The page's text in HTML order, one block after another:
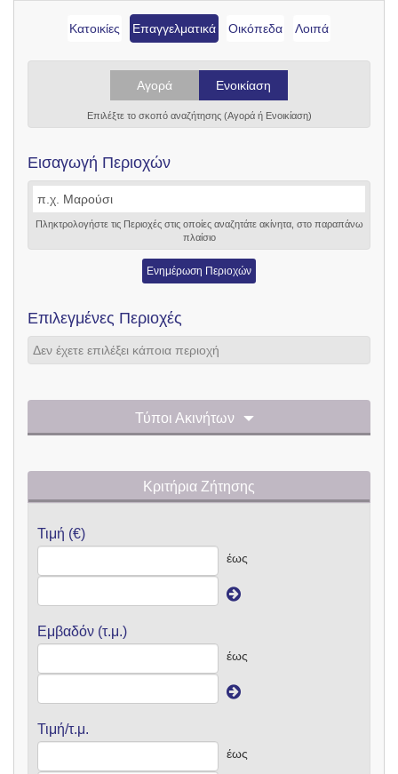
Κατοικίες Επαγγελματικά Οικόπεδα Λοιπά
Αγορά Ενοικίαση
Επιλέξτε το σκοπό αναζήτησης (Αγορά ή Ενοικίαση)
Εισαγωγή Περιοχών
Πληκτρολογήστε τις Περιοχές στις οποίες αναζητάτε ακίνητα, στο παραπάνω
πλαίσιο
Ενημέρωση Περιοχών
Επιλεγμένες Περιοχές
Δεν έχετε επιλέξει κάποια περιοχή
Τύποι Ακινήτων
Κριτήρια Ζήτησης
Τιμή (€)
έως
Εμβαδόν (τ.μ.)
έως
Τιμή/τ.μ.
έως